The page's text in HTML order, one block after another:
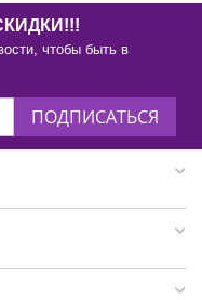
чтобы быть в
ПОДПИСАТЬСЯ